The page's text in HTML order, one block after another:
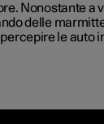
Nonostante a
delle
le auto